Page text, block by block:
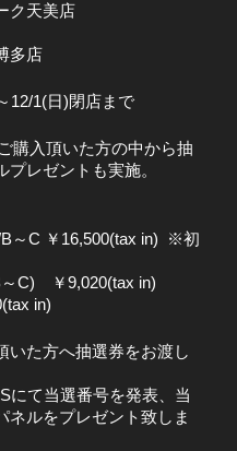
ク天美店
多店
12/1(日)閉店まで
購入頂いた方の中から抽
レゼントも実施。
B～C ￥16,500(tax in) ※初
～C) ￥9,020(tax in)
in)
いた方へ抽選券をお渡し
にて当選番号を発表、当
ネルをプレゼント致しま